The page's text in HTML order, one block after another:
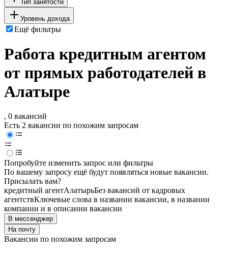
Тип занятости
Уровень дохода
Ещё фильтры
Работа кредитным агентом
от прямых работодателей в
Алатыре
, 0 вакансий
Есть 2 вакансии по похожим запросам
Попробуйте изменить запрос или фильтры
По вашему запросу ещё будут появляться новые вакансии.
Присылать вам?
кредитный агентАлатырьБез вакансий от кадровых
агентствКлючевые слова в названии вакансии, в названии
компании и в описании вакансии
В мессенджер
На почту
Вакансии по похожим запросам